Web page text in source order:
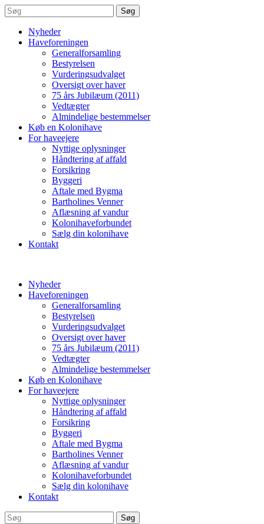
Søg
Nyheder
Haveforeningen
Generalforsamling
Bestyrelsen
Vurderingsudvalget
Oversigt over haver
75 års Jubilæum (2011)
Vedtægter
Almindelige bestemmelser
Køb en Kolonihave
For haveejere
Nyttige oplysninger
Håndtering af affald
Forsikring
Byggeri
Aftale med Bygma
Bartholines Venner
Aflæsning af vandur
Kolonihaveforbundet
Sælg din kolonihave
Kontakt
Nyheder
Haveforeningen
Generalforsamling
Bestyrelsen
Vurderingsudvalget
Oversigt over haver
75 års Jubilæum (2011)
Vedtægter
Almindelige bestemmelser
Køb en Kolonihave
For haveejere
Nyttige oplysninger
Håndtering af affald
Forsikring
Byggeri
Aftale med Bygma
Bartholines Venner
Aflæsning af vandur
Kolonihaveforbundet
Sælg din kolonihave
Kontakt
Søg